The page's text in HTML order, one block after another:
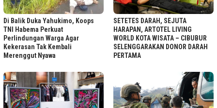
Di Balik Duka Yahukimo, Koops
TNI Habema Perkuat
Perlindungan Warga Agar
Kekerasan Tak Kembali
Merenggut Nyawa
SETETES DARAH, SEJUTA
HARAPAN, ARTOTEL LIVING
WORLD KOTA WISATA – CIBUBUR
SELENGGARAKAN DONOR DARAH
PERTAMA